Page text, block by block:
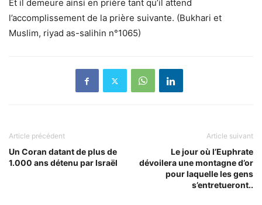
Et il demeure ainsi en prière tant qu’il attend
l’accomplissement de la prière suivante. (Bukhari et
Muslim, riyad as-salihin n°1065)
Article précédent
Un Coran datant de plus de
1.000 ans détenu par Israël
Article suivant
Le jour où l’Euphrate
dévoilera une montagne d’or
pour laquelle les gens
s’entretueront..